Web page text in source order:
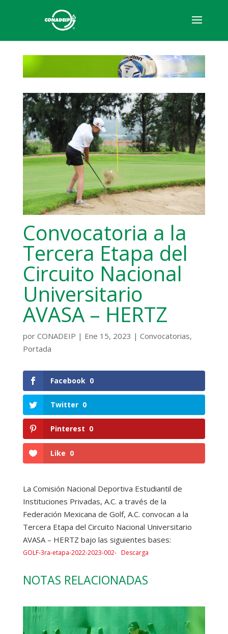
Convocatoria a la
Tercera Etapa del
Circuito Nacional
Universitario
AVASA – HERTZ
por CONADEIP | Ene 15, 2023 | Convocatorias,
Portada
Facebook 0
Twitter 0
Pinterest 0
Like 0
La Comisión Nacional Deportiva Estudiantil de
Instituciones Privadas, A.C. a través de la
Federación Mexicana de Golf, A.C. convocan a la
Tercera Etapa del Circuito Nacional Universitario
AVASA – HERTZ bajo las siguientes bases:
GOLF-3ra-etapa-2022-2023-002- Descarga
NOTAS RELACIONADAS